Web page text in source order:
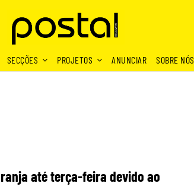
SECÇÕES PROJETOS ANUNCIAR SOBRE NÓS
até terça-feira devido ao